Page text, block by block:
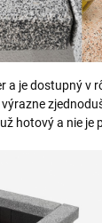
a je dostupný v
hotový a nie je